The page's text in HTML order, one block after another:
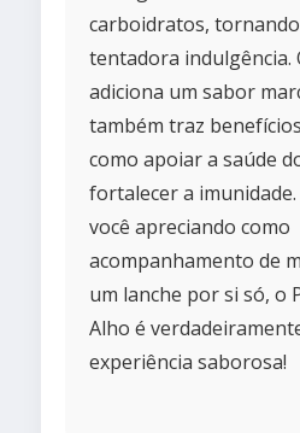
carboidratos,
tentadora indulgência.
adiciona um sabor
também traz
como apoiar a saúde
fortalecer a
você apreciando como
acompanhamento de
um lanche por si só, o
Alho é
experiência saborosa!